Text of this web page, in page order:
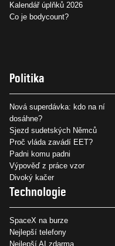
Kalendář úplňků 2026
Co je bodycount?
Politika
Nová superdávka: kdo na ní
dosáhne?
Sjezd sudetských Němců
Proč vláda zavádí EET?
Padni komu padni
Výpověď z práce vzor
Divoký kačer
Technologie
SpaceX na burze
Nejlepší telefony
Nejlepší AI zdarma